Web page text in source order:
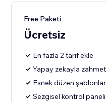
Free Paketi
Ücretsiz
En fazla 2 tarif ekle
Yapay zekayla
Esnek düzen
Sezgisel kontrol